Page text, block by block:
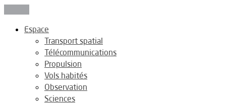
Espace
Transport spatial
Télécommunications
Propulsion
Vols habités
Observation
Sciences